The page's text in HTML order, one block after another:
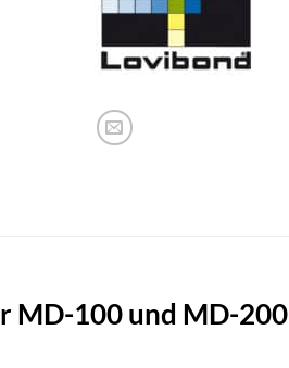
MD-100 und MD-200